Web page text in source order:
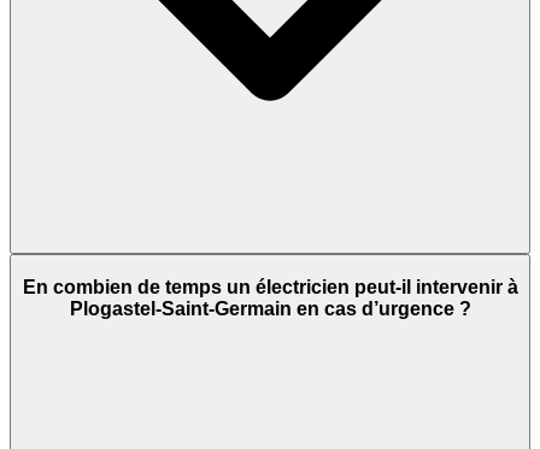
En combien de temps un électricien peut-il intervenir à
Plogastel-Saint-Germain en cas d’urgence ?